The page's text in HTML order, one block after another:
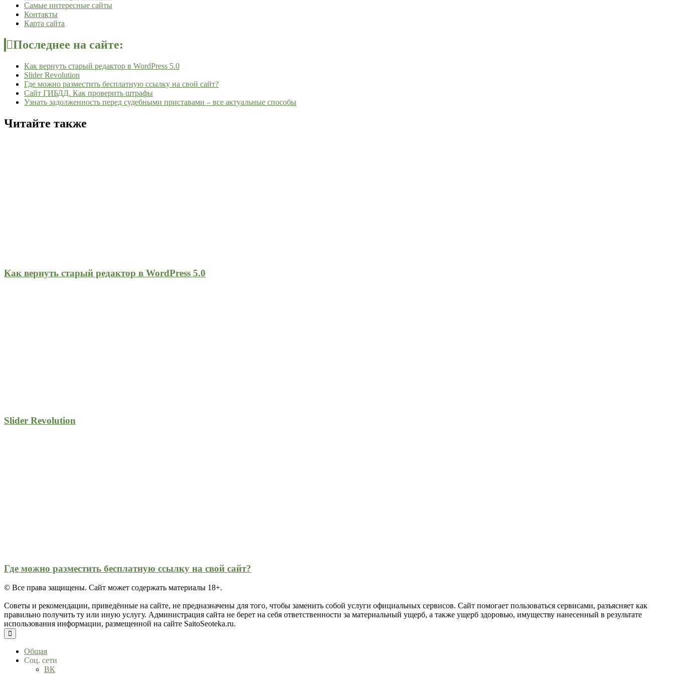
Самые интересные сайты
Контакты
Карта сайта
Последнее на сайте:
Как вернуть старый редактор в WordPress 5.0
Slider Revolution
Где можно разместить бесплатную ссылку на свой сайт?
Сайт ГИБДД. Как проверить штрафы
Узнать задолженность перед судебными приставами – все актуальные способы
Читайте также
Как вернуть старый редактор в WordPress 5.0
Slider Revolution
Где можно разместить бесплатную ссылку на свой сайт?
© Все права защищены. Сайт может содержать материалы 18+.
Советы и рекомендации, приведённые на сайте, не предназначены для того, чтобы заменить собой услуги официальных сервисов. Сайт помогает пользоваться сервисами, разъясняет как
правильно получить ту или иную услугу. Администрация сайта не берет на себя ответственности за материальный ущерб, а также ущерб здоровью, имуществу нанесенный в результате
использования информации, размещенной на сайте SaitoSeoteka.ru.
Общая
Соц. сети
ВК